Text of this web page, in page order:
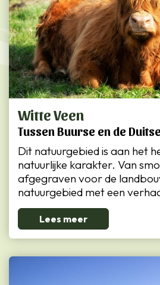
Witte Veen
Tussen Buurse en de
Dit natuurgebied is aan het
natuurlijke karakter. Van
afgegraven voor de
natuurgebied met een
Lees meer